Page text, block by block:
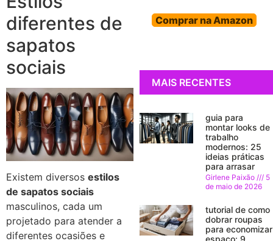
diferentes de
sapatos
sociais
Existem diversos estilos
de sapatos sociais
masculinos, cada um
projetado para atender a
diferentes ocasiões e
Comprar na Amazon
MAIS RECENTES
guia para
montar looks de
trabalho
modernos: 25
ideias práticas
para arrasar
Girlene Paixão
5
de maio de 2026
tutorial de como
dobrar roupas
para economizar
espaço: 9